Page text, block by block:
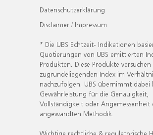
Datenschutzerklärung
Disclaimer / Impressum
* Die UBS Echtzeit- Indikationen
Quotierungen von UBS emittierten
Produkten. Diese Produkte versuchen
zugrundeliegenden Index im
nachzufolgen. UBS übernimmt dabei
Gewährleistung für die Genauigkeit,
Vollständigkeit oder Angemessenheit
angewandten Methodik.